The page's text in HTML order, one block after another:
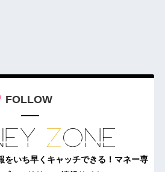
FOLLOW
をいち早くキャッチできる！マネー専